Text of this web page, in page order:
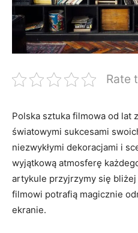
Rate
Polska sztuka filmowa od lat
światowymi sukcesami
niezwykłymi dekoracjami i
wyjątkową atmosferę
artykule przyjrzymy się
filmowi potrafią magicznie
ekranie.